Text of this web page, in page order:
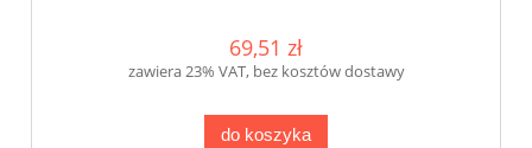
69,51 zł
zawiera 23% VAT, bez kosztów dostawy
do koszyka